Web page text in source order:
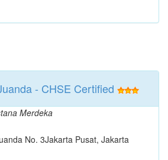
- CHSE Certified
Merdeka
No. 3Jakarta Pusat, Jakarta